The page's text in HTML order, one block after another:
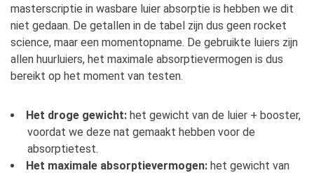
masterscriptie in wasbare luier absorptie is hebben we dit
niet gedaan. De getallen in de tabel zijn dus geen rocket
science, maar een momentopname. De gebruikte luiers zijn
allen huurluiers, het maximale absorptievermogen is dus
bereikt op het moment van testen.
Het droge gewicht: het gewicht van de luier + booster,
voordat we deze nat gemaakt hebben voor de
absorptietest.
Het maximale absorptievermogen: het gewicht van